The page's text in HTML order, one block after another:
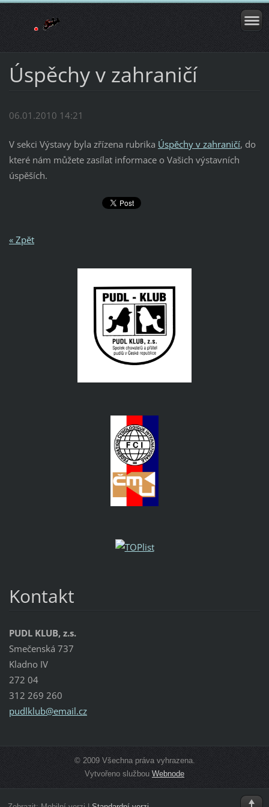
Úspěchy v zahraničí
06.01.2010 14:21
V sekci Výstavy byla zřízena rubrika Úspěchy v zahraničí, do
které nám můžete zasílat informace o Vašich výstavních
úspěších.
« Zpět
Kontakt
PUDL KLUB, z.s.
Smečenská 737
Kladno IV
272 04
312 269 260
pudlklub@email.cz
© 2009 Všechna práva vyhrazena.
Vytvořeno službou Webnode